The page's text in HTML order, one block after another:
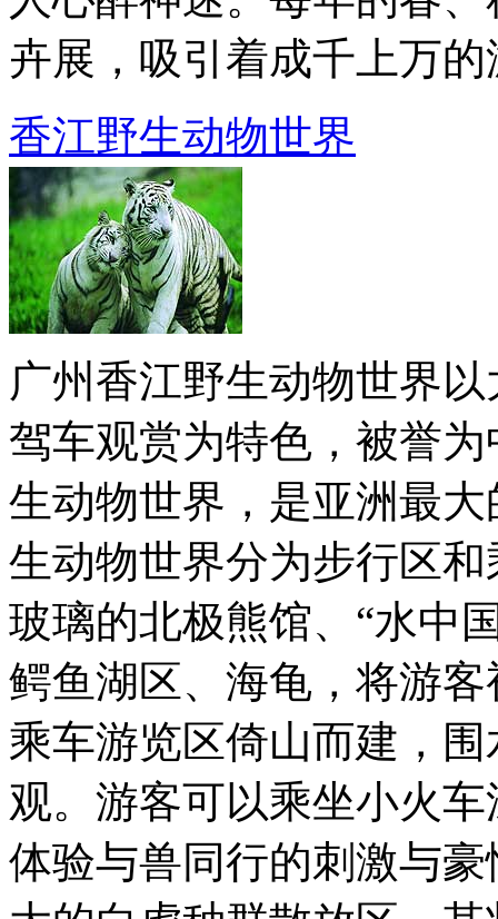
卉展，吸引着成千上万
香江野生动物世界
广州香江野生动物世界
驾车观赏为特色，被誉
生动物世界，是亚洲最
生动物世界分为步行区
玻璃的北极熊馆、“水中
鳄鱼湖区、海龟，将游
乘车游览区倚山而建，
观。游客可以乘坐小火
体验与兽同行的刺激与